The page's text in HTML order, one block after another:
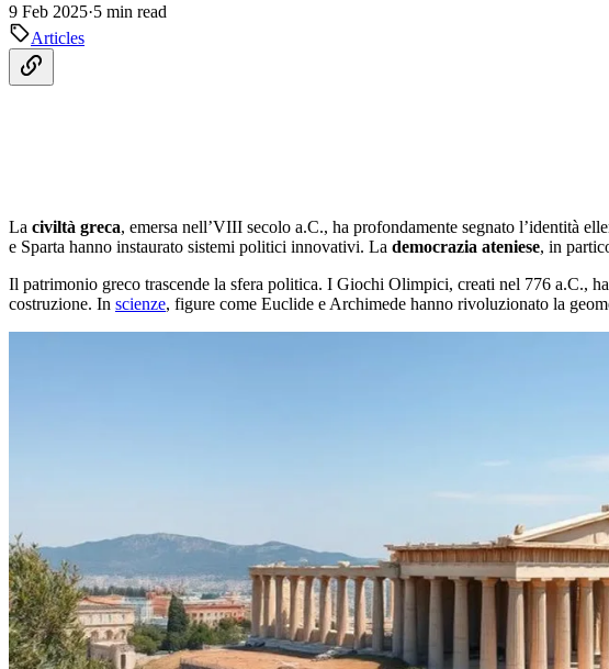
9 Feb 2025·5 min read
Articles
La civiltà greca, emersa nell’VIII secolo a.C., ha profondamente segnato l’identità
e Sparta hanno instaurato sistemi politici innovativi. La democrazia ateniese, in
Il patrimonio greco trascende la sfera politica. I Giochi Olimpici, creati nel 776 a.C.,
costruzione. In scienze, figure come Euclide e Archimede hanno rivoluzionato la